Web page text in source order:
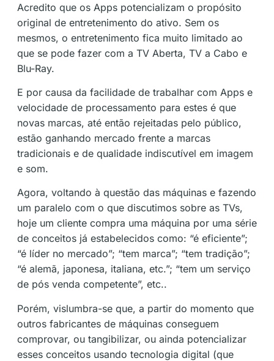
Acredito que os Apps potencializam o propósito
original de entretenimento do ativo. Sem os
mesmos, o entretenimento fica muito limitado ao
que se pode fazer com a TV Aberta, TV a Cabo e
Blu-Ray.
E por causa da facilidade de trabalhar com Apps e
velocidade de processamento para estes é que
novas marcas, até então rejeitadas pelo público,
estão ganhando mercado frente a marcas
tradicionais e de qualidade indiscutível em imagem
e som.
Agora, voltando à questão das máquinas e fazendo
um paralelo com o que discutimos sobre as TVs,
hoje um cliente compra uma máquina por uma série
de conceitos já estabelecidos como: “é eficiente”;
“é líder no mercado”; “tem marca”; “tem tradição”;
“é alemã, japonesa, italiana, etc.”; “tem um serviço
de pós venda competente”, etc..
Porém, vislumbra-se que, a partir do momento que
outros fabricantes de máquinas conseguem
comprovar, ou tangibilizar, ou ainda potencializar
esses conceitos usando tecnologia digital (que